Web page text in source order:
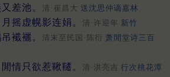
差池。 清·崔昌大 送沈思仲谪嘉林
摇虚幌影连娟。 清·许迎年 新竹
襳襹。 清末至民国·陈衍 萧閒堂诗三百
情只欲惹鞦韆。 清·洪亮吉 行次桃花潭